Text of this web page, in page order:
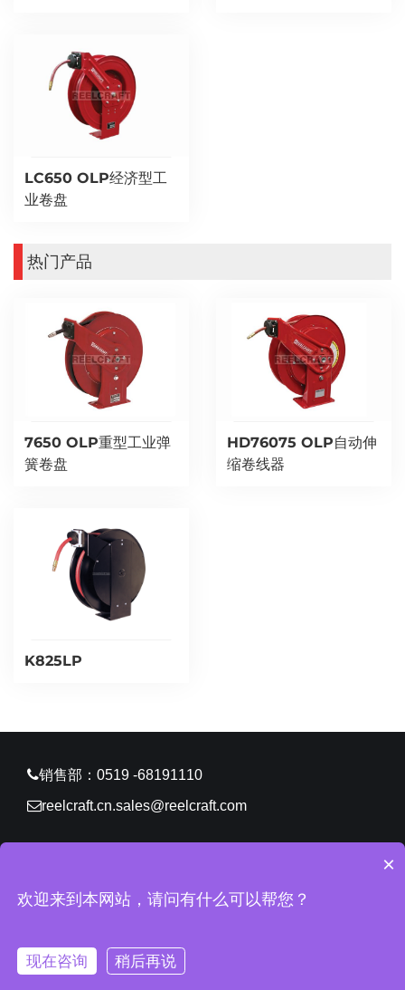
LC650 OLP经济型工
业卷盘
热门产品
7650 OLP重型工业弹
簧卷盘
HD76075 OLP自动伸
缩卷线器
K825LP
销售部：0519 -68191110
reelcraft.cn.sales@reelcraft.com
CopyRight © 2026 锐技卷轴（常州）有限公司 版权所有
苏ICP备11061629号-2 网站地图 所有标签
主页 电话
×
欢迎来到本网站，请问有什么可以帮您？
现在咨询 稍后再说